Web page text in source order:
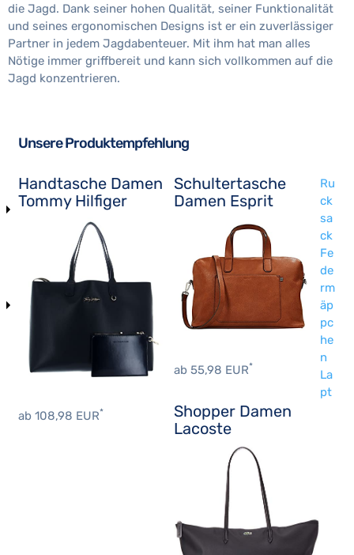
die Jagd. Dank seiner hohen Qualität, seiner Funktionalität
und seines ergonomischen Designs ist er ein zuverlässiger
Partner in jedem Jagdabenteuer. Mit ihm hat man alles
Nötige immer griffbereit und kann sich vollkommen auf die
Jagd konzentrieren.
Unsere Produktempfehlung
Handtasche Damen
Tommy Hilfiger
ab 108,98 EUR*
Schultertasche
Damen Esprit
ab 55,98 EUR*
Shopper Damen
Lacoste
Ru
ck
sa
ck
Fe
de
rm
äp
pc
he
n
La
pt